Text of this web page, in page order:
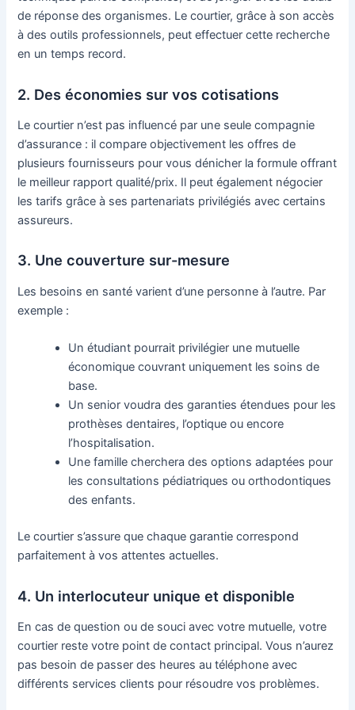
de réponse des organismes. Le courtier, grâce à son accès
à des outils professionnels, peut effectuer cette recherche
en un temps record.
2. Des économies sur vos cotisations
Le courtier n’est pas influencé par une seule compagnie
d’assurance : il compare objectivement les offres de
plusieurs fournisseurs pour vous dénicher la formule offrant
le meilleur rapport qualité/prix. Il peut également négocier
les tarifs grâce à ses partenariats privilégiés avec certains
assureurs.
3. Une couverture sur-mesure
Les besoins en santé varient d’une personne à l’autre. Par
exemple :
Un étudiant pourrait privilégier une mutuelle
économique couvrant uniquement les soins de
base.
Un senior voudra des garanties étendues pour les
prothèses dentaires, l’optique ou encore
l’hospitalisation.
Une famille cherchera des options adaptées pour
les consultations pédiatriques ou orthodontiques
des enfants.
Le courtier s’assure que chaque garantie correspond
parfaitement à vos attentes actuelles.
4. Un interlocuteur unique et disponible
En cas de question ou de souci avec votre mutuelle, votre
courtier reste votre point de contact principal. Vous n’aurez
pas besoin de passer des heures au téléphone avec
différents services clients pour résoudre vos problèmes.